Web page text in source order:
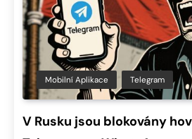
Mobilní Aplikace Telegram
V Rusku jsou blokovány